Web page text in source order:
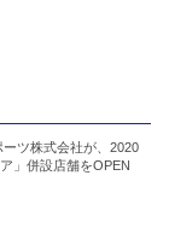
ツ株式会社が、2020
」併設店舗をOPEN